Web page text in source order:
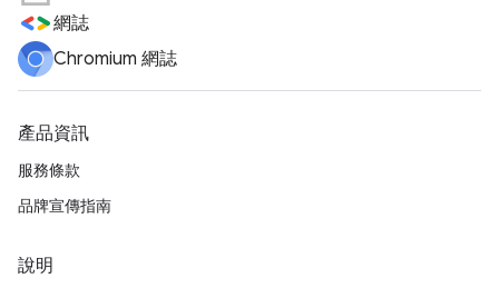
網誌
Chromium 網誌
產品資訊
服務條款
品牌宣傳指南
說明